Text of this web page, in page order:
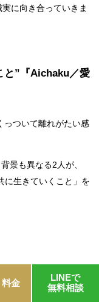
料金
LINEで
無料相談
に向き合っていきま
と”『Aichaku／愛
っついて離れがたい感
景も異なる2人が、
に生きていくこと」を